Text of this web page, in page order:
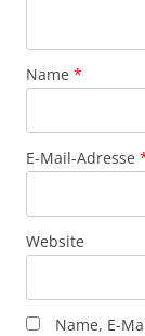
Name *
E-Mail-Adresse
Website
Name, E-